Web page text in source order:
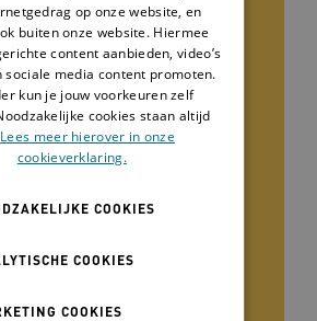
Stafmedewerkers,
Verpleegkundigen
op onze website, en
buiten onze website. Hiermee
content aanbieden, video’s
sociale media content promoten.
kun je jouw voorkeuren zelf
cookies staan altijd
Lees meer hierover in onze
cookieverklaring.
COOKIES
COOKIES
COOKIES